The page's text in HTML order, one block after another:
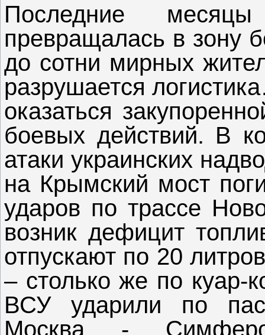
Последние
превращалась в зону
до сотни мирных
разрушается
оказаться
боевых действий. В
атаки украинских
на Крымский мост
ударов по трассе
возник дефицит
отпускают по 20
– столько же по куар-
ВСУ ударили по
Москва -